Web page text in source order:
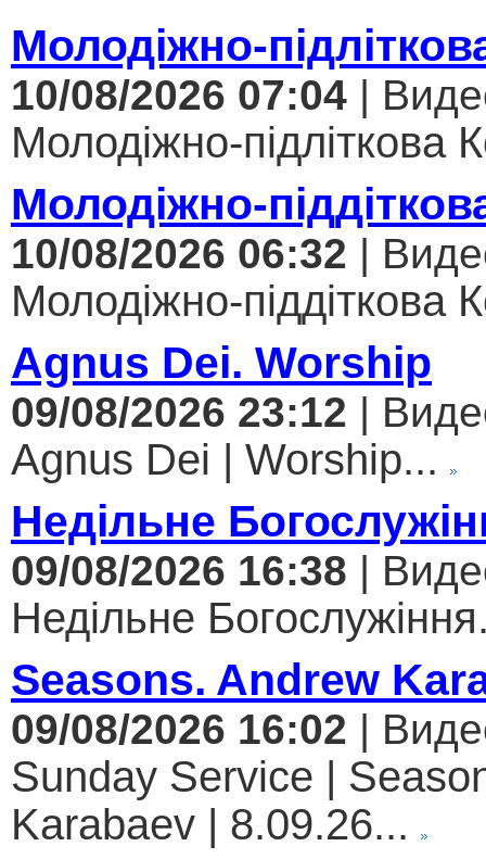
Молодіжно-
10/08/2026 07:04 |
Молодіжно-підліткова
Молодіжно-
10/08/2026 06:32 |
Молодіжно-піддіткова
Agnus Dei. Worship
09/08/2026 23:12 |
Agnus Dei | Worship...
Недільне
09/08/2026 16:38 |
Недільне
Seasons. Andrew
09/08/2026 16:02 |
Sunday Service |
Karabaev | 8.09.26...